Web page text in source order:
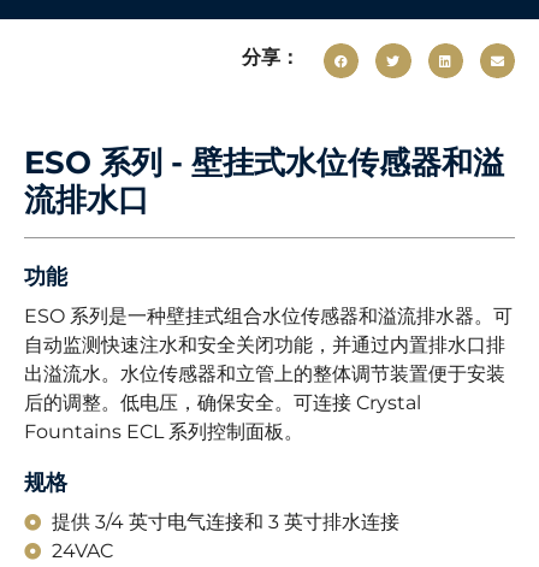
分享：
ESO 系列 - 壁挂式水位传感器和溢
流排水口
功能
ESO 系列是一种壁挂式组合水位传感器和溢流排水器。可
自动监测快速注水和安全关闭功能，并通过内置排水口排
出溢流水。水位传感器和立管上的整体调节装置便于安装
后的调整。低电压，确保安全。可连接 Crystal
Fountains ECL 系列控制面板。
规格
提供 3/4 英寸电气连接和 3 英寸排水连接
24VAC